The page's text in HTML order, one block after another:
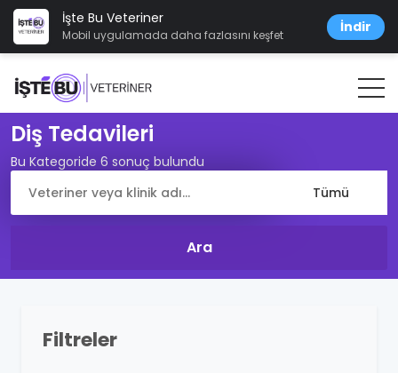
İşte Bu Veteriner
Mobil uygulamada daha fazlasını keşfet İndir
Diş Tedavileri
Bu Kategoride 6 sonuç bulundu
Filtreler